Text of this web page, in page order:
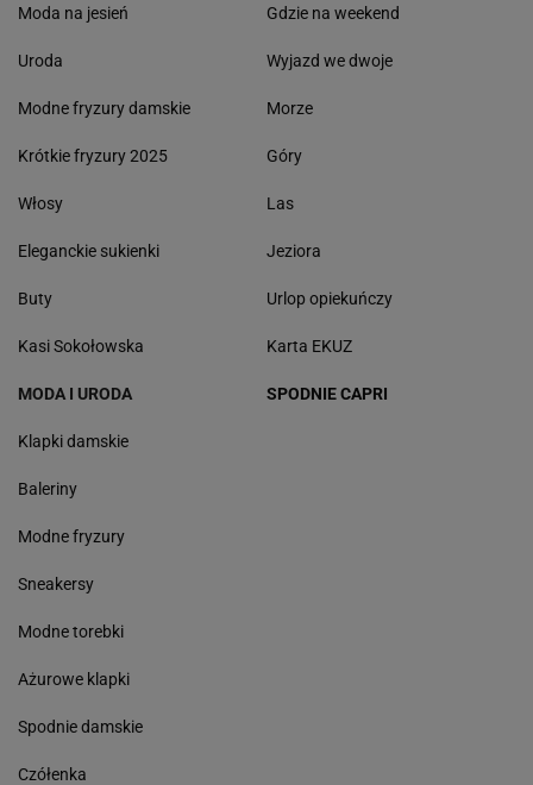
Moda na jesień
Uroda
Modne fryzury damskie
Krótkie fryzury 2025
Włosy
Eleganckie sukienki
Buty
Kasi Sokołowska
Gdzie na weekend
Wyjazd we dwoje
Morze
Góry
Las
Jeziora
Urlop opiekuńczy
Karta EKUZ
MODA I URODA
Klapki damskie
Baleriny
Modne fryzury
Sneakersy
Modne torebki
Ażurowe klapki
Spodnie damskie
Czółenka
SPODNIE CAPRI